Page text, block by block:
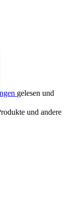
gelesen und
und andere